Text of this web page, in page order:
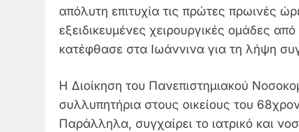
απόλυτη επιτυχία τις πρώτες πρωινές
εξειδικευμένες χειρουργικές ομάδες
κατέφθασε στα Ιωάννινα για τη λήψη
Η Διοίκηση του Πανεπιστημιακού
συλλυπητήρια στους οικείους του
Παράλληλα, συγχαίρει το ιατρικό και